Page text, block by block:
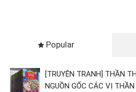
Popular
[TRUYỆN TRANH] THẦN
NGUỒN GỐC CÁC VỊ